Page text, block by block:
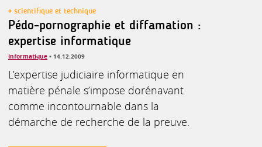
scientifique et technique
Pédo-pornographie et diffamation :
expertise informatique
Informatique • 14.12.2009
L’expertise judiciaire informatique en
matière pénale s’impose dorénavant
comme incontournable dans la
démarche de recherche de la preuve.